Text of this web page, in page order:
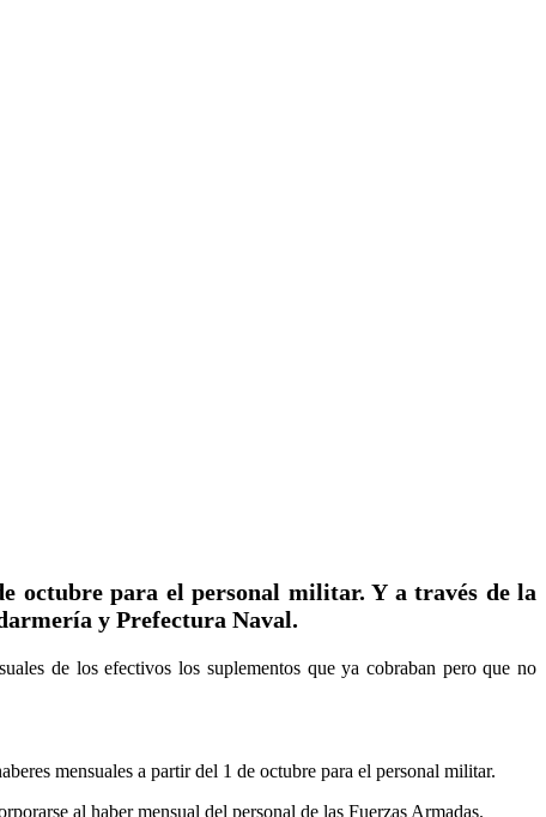
octubre para el personal militar. Y a través de la
y Prefectura Naval.
de los efectivos los suplementos que ya cobraban pero que no
mensuales a partir del 1 de octubre para el personal militar.
al haber mensual del personal de las Fuerzas Armadas.